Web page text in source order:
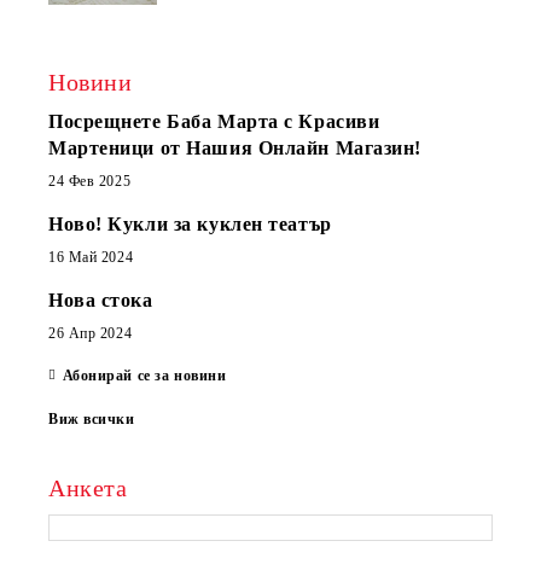
Новини
Посрещнете Баба Марта с Красиви
Мартеници от Нашия Онлайн Магазин!
24 Фев 2025
Ново! Кукли за куклен театър
16 Май 2024
Нова стока
26 Апр 2024
Абонирай се за новини
Виж всички
Анкета